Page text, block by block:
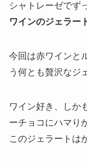
シャトレーゼでず
ワインのジェラー
今回は赤ワインと
う何とも贅沢なジ
ワイン好き、しか
ーチョコにハマり
このジェラートは